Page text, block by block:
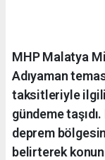
MHP Malatya
Adıyaman
taksitleriyle ilgili
gündeme
deprem
belirterek